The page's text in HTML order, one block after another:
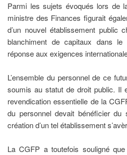
Parmi les sujets évoqués lors de
ministre des Finances figurait
d’un nouvel établissement public
blanchiment de capitaux dans
réponse aux exigences
L’ensemble du personnel de ce
soumis au statut de droit public. Il
revendication essentielle de la
du personnel devait bénéficier
création d’un tel établissement
La CGFP a toutefois souligné